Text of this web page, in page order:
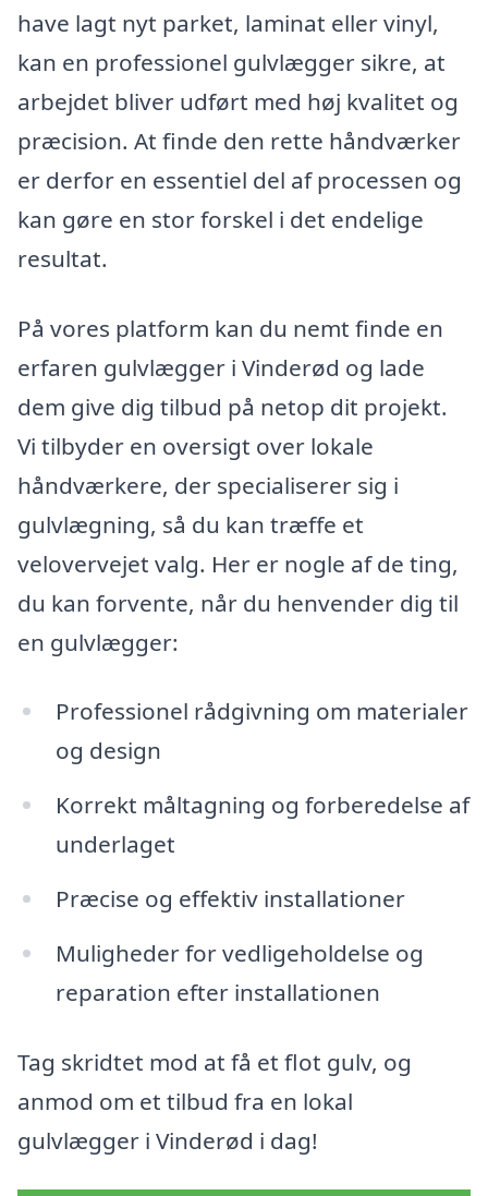
have lagt nyt parket, laminat eller vinyl,
kan en professionel gulvlægger sikre, at
arbejdet bliver udført med høj kvalitet og
præcision. At finde den rette håndværker
er derfor en essentiel del af processen og
kan gøre en stor forskel i det endelige
resultat.
På vores platform kan du nemt finde en
erfaren gulvlægger i Vinderød og lade
dem give dig tilbud på netop dit projekt.
Vi tilbyder en oversigt over lokale
håndværkere, der specialiserer sig i
gulvlægning, så du kan træffe et
velovervejet valg. Her er nogle af de ting,
du kan forvente, når du henvender dig til
en gulvlægger:
Professionel rådgivning om materialer
og design
Korrekt måltagning og forberedelse af
underlaget
Præcise og effektiv installationer
Muligheder for vedligeholdelse og
reparation efter installationen
Tag skridtet mod at få et flot gulv, og
anmod om et tilbud fra en lokal
gulvlægger i Vinderød i dag!